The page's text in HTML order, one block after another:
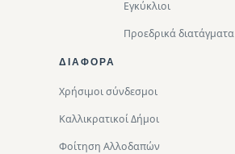
Εγκύκλιοι
Προεδρικά διατάγματα
ΔΙΑΦΟΡΑ
Χρήσιμοι σύνδεσμοι
Καλλικρατικοί Δήμοι
Φοίτηση Αλλοδαπών